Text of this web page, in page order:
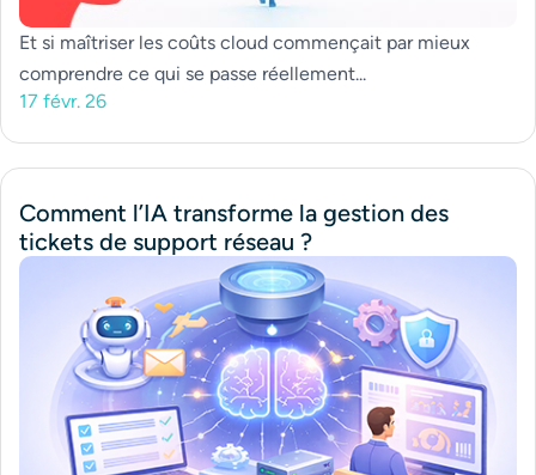
Et si maîtriser les coûts cloud commençait par mieux
comprendre ce qui se passe réellement...
17 févr. 26
Comment l’IA transforme la gestion des
tickets de support réseau ?